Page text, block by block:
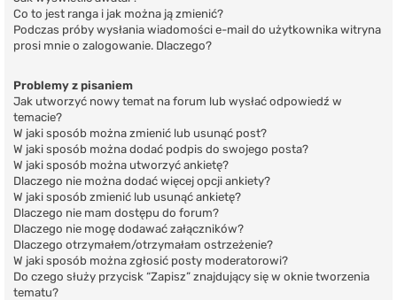
Co to jest ranga i jak można ją zmienić?
Podczas próby wysłania wiadomości e-mail do użytkownika witryna
prosi mnie o zalogowanie. Dlaczego?
Problemy z pisaniem
Jak utworzyć nowy temat na forum lub wysłać odpowiedź w
temacie?
W jaki sposób można zmienić lub usunąć post?
W jaki sposób można dodać podpis do swojego posta?
W jaki sposób można utworzyć ankietę?
Dlaczego nie można dodać więcej opcji ankiety?
W jaki sposób zmienić lub usunąć ankietę?
Dlaczego nie mam dostępu do forum?
Dlaczego nie mogę dodawać załączników?
Dlaczego otrzymałem/otrzymałam ostrzeżenie?
W jaki sposób można zgłosić posty moderatorowi?
Do czego służy przycisk “Zapisz” znajdujący się w oknie tworzenia
tematu?